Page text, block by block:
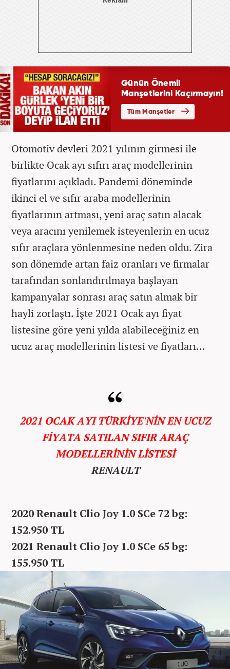
Otomotiv devleri 2021 yılının girmesi ile
birlikte Ocak ayı sıfırı araç modellerinin
fiyatlarını açıkladı. Pandemi döneminde
ikinci el ve sıfır araba modellerinin
fiyatlarının artması, yeni araç satın alacak
veya aracını yenilemek isteyenlerin en ucuz
sıfır araçlara yönlenmesine neden oldu. Zira
son dönemde artan faiz oranları ve firmalar
tarafından sonlandırılmaya başlayan
kampanyalar sonrası araç satın almak bir
hayli zorlaştı. İşte 2021 Ocak ayı fiyat
listesine göre yeni yılda alabileceğiniz en
ucuz araç modellerinin listesi ve fiyatları...
2021 OCAK AYI TÜRKİYE'NİN EN UCUZ
FİYATA SATILAN SIFIR ARAÇ
MODELLERİNİN LİSTESİ
RENAULT
2020 Renault Clio Joy 1.0 SCe 72 bg:
152.950 TL
2021 Renault Clio Joy 1.0 SCe 65 bg:
155.950 TL